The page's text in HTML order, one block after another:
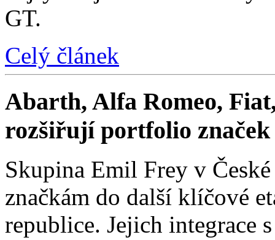
GT.
Celý článek
Abarth, Alfa Romeo,
rozšiřují portfolio
Skupina Emil Frey v
značkám do další klíčové
republice. Jejich integrace